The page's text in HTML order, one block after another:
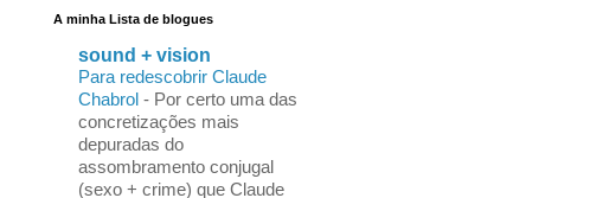
A minha Lista de blogues
sound + vision
Para redescobrir Claude
Chabrol - Por certo uma das
concretizações mais
depuradas do
assombramento conjugal
(sexo + crime) que Claude